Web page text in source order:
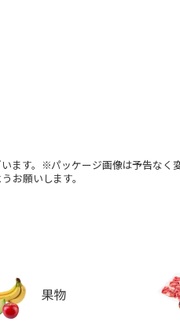
ます。※パッケージ画像は予告な
お願いします。